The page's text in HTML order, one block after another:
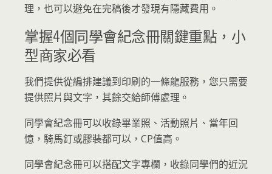
理，也可以避免在完稿後才發現有隱藏費用。
掌握4個同學會紀念冊關鍵重點，小
型商家必看
我們提供從編排建議到印刷的一條龍服務，您只需要
提供照片與文字，其餘交給師傅處理。
同學會紀念冊可以收錄畢業照、活動照片、當年回
憶，騎馬釘或膠裝都可以，CP值高。
同學會紀念冊可以搭配文字專欄，收錄同學們的近況